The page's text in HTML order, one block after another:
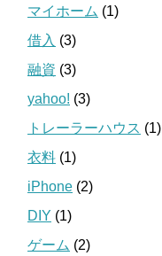
マイホーム (1)
借入 (3)
融資 (3)
yahoo! (3)
トレーラーハウス (1)
衣料 (1)
iPhone (2)
DIY (1)
ゲーム (2)